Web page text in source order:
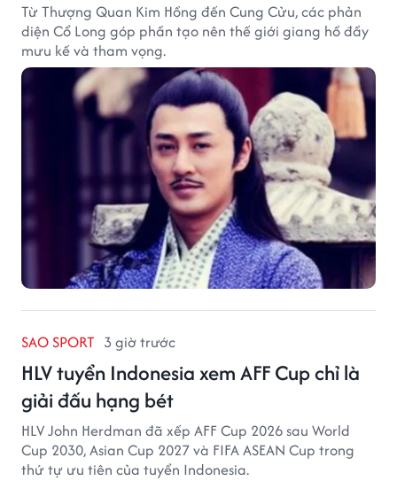
Từ Thượng Quan Kim Hồng đến Cung Cửu, các phản
diện Cổ Long góp phần tạo nên thế giới giang hồ đầy
mưu kế và tham vọng.
SAO SPORT 3 giờ trước
HLV tuyển Indonesia xem AFF Cup chỉ là
giải đấu hạng bét
HLV John Herdman đã xếp AFF Cup 2026 sau World
Cup 2030, Asian Cup 2027 và FIFA ASEAN Cup trong
thứ tự ưu tiên của tuyển Indonesia.